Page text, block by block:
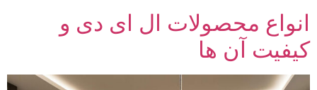
انواع محصولات ال‌ ای‌ دی و
کیفیت آن‌ ها